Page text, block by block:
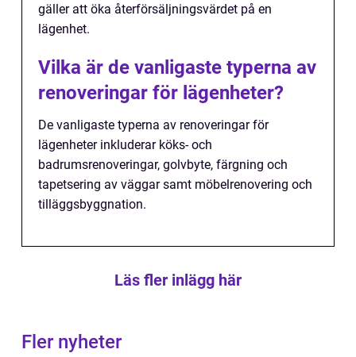
gäller att öka återförsäljningsvärdet på en
lägenhet.
Vilka är de vanligaste typerna av
renoveringar för lägenheter?
De vanligaste typerna av renoveringar för
lägenheter inkluderar köks- och
badrumsrenoveringar, golvbyte, färgning och
tapetsering av väggar samt möbelrenovering och
tilläggsbyggnation.
Läs fler inlägg här
Fler nyheter